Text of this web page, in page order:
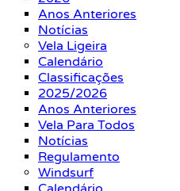
Anos Anteriores
Notícias
Vela Ligeira
Calendário
Classificações
2025/2026
Anos Anteriores
Vela Para Todos
Notícias
Regulamento
Windsurf